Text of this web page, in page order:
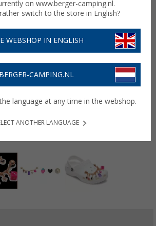
on www.berger-camping.nl.
switch to the store in English?
WEBSHOP IN ENGLISH
CAMPING.NL
language at any time in the webshop.
ANOTHER LANGUAGE